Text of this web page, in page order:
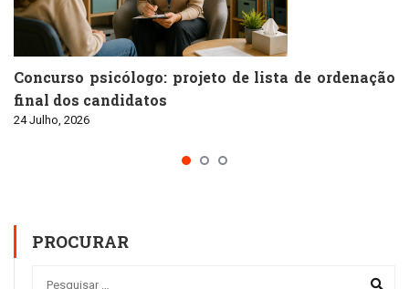
Concurso psicólogo: projeto de lista de ordenação
final dos candidatos
24 Julho, 2026
PROCURAR